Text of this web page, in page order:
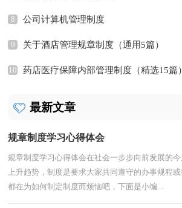
8 公司计算机管理制度
9 关于酒店管理规章制度（通用5篇）
10 药店医疗保障内部管理制度（精选15篇）
最新文章
规章制度学习心得体会
规章制度学习心得体会在社会一步步向前发展的
上升趋势，制度是要求大家共同遵守的办事规程
都在为如何制定制度而烦恼吧，下面是小编...